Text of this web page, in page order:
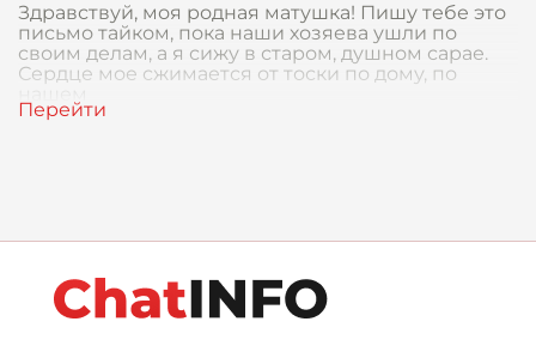
Здравствуй, моя родная матушка! Пишу тебе это
письмо тайком, пока наши хозяева ушли по
своим делам, а я сижу в старом, душном сарае.
Сердце мое сжимается от тоски по дому, по